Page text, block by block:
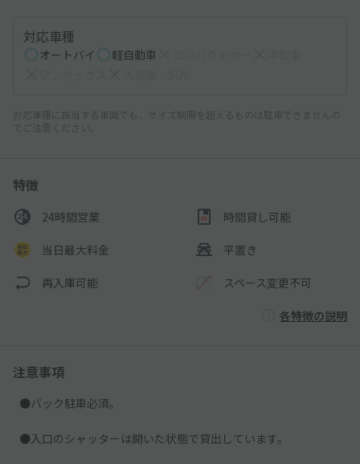
対応車種
オートバイ 軽自動車
対応車種に該当する車両でも、サイズ制限を超えるものは駐車できませんの
でご注意ください。
特徴
24時間営業 時間貸し可能
当日最大料金 平置き
再入庫可能 スペース変更不可
各特徴の説明
注意事項
●バック駐車必須。
●入口のシャッターは開いた状態で貸出しています。